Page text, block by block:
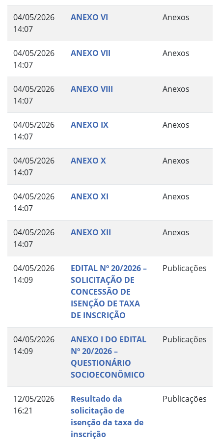
04/05/2026
14:07
ANEXO VI Anexos
04/05/2026
14:07
ANEXO VII Anexos
04/05/2026
14:07
ANEXO VIII Anexos
04/05/2026
14:07
ANEXO IX Anexos
04/05/2026
14:07
ANEXO X Anexos
04/05/2026
14:07
ANEXO XI Anexos
04/05/2026
14:07
ANEXO XII Anexos
04/05/2026
14:09
EDITAL Nº 20/2026 –
SOLICITAÇÃO DE
CONCESSÃO DE
ISENÇÃO DE TAXA
DE INSCRIÇÃO
Publicações
04/05/2026
14:09
ANEXO I DO EDITAL
Nº 20/2026 –
QUESTIONÁRIO
SOCIOECONÔMICO
Publicações
12/05/2026
16:21
Resultado da
solicitação de
isenção da taxa de
inscrição
Publicações